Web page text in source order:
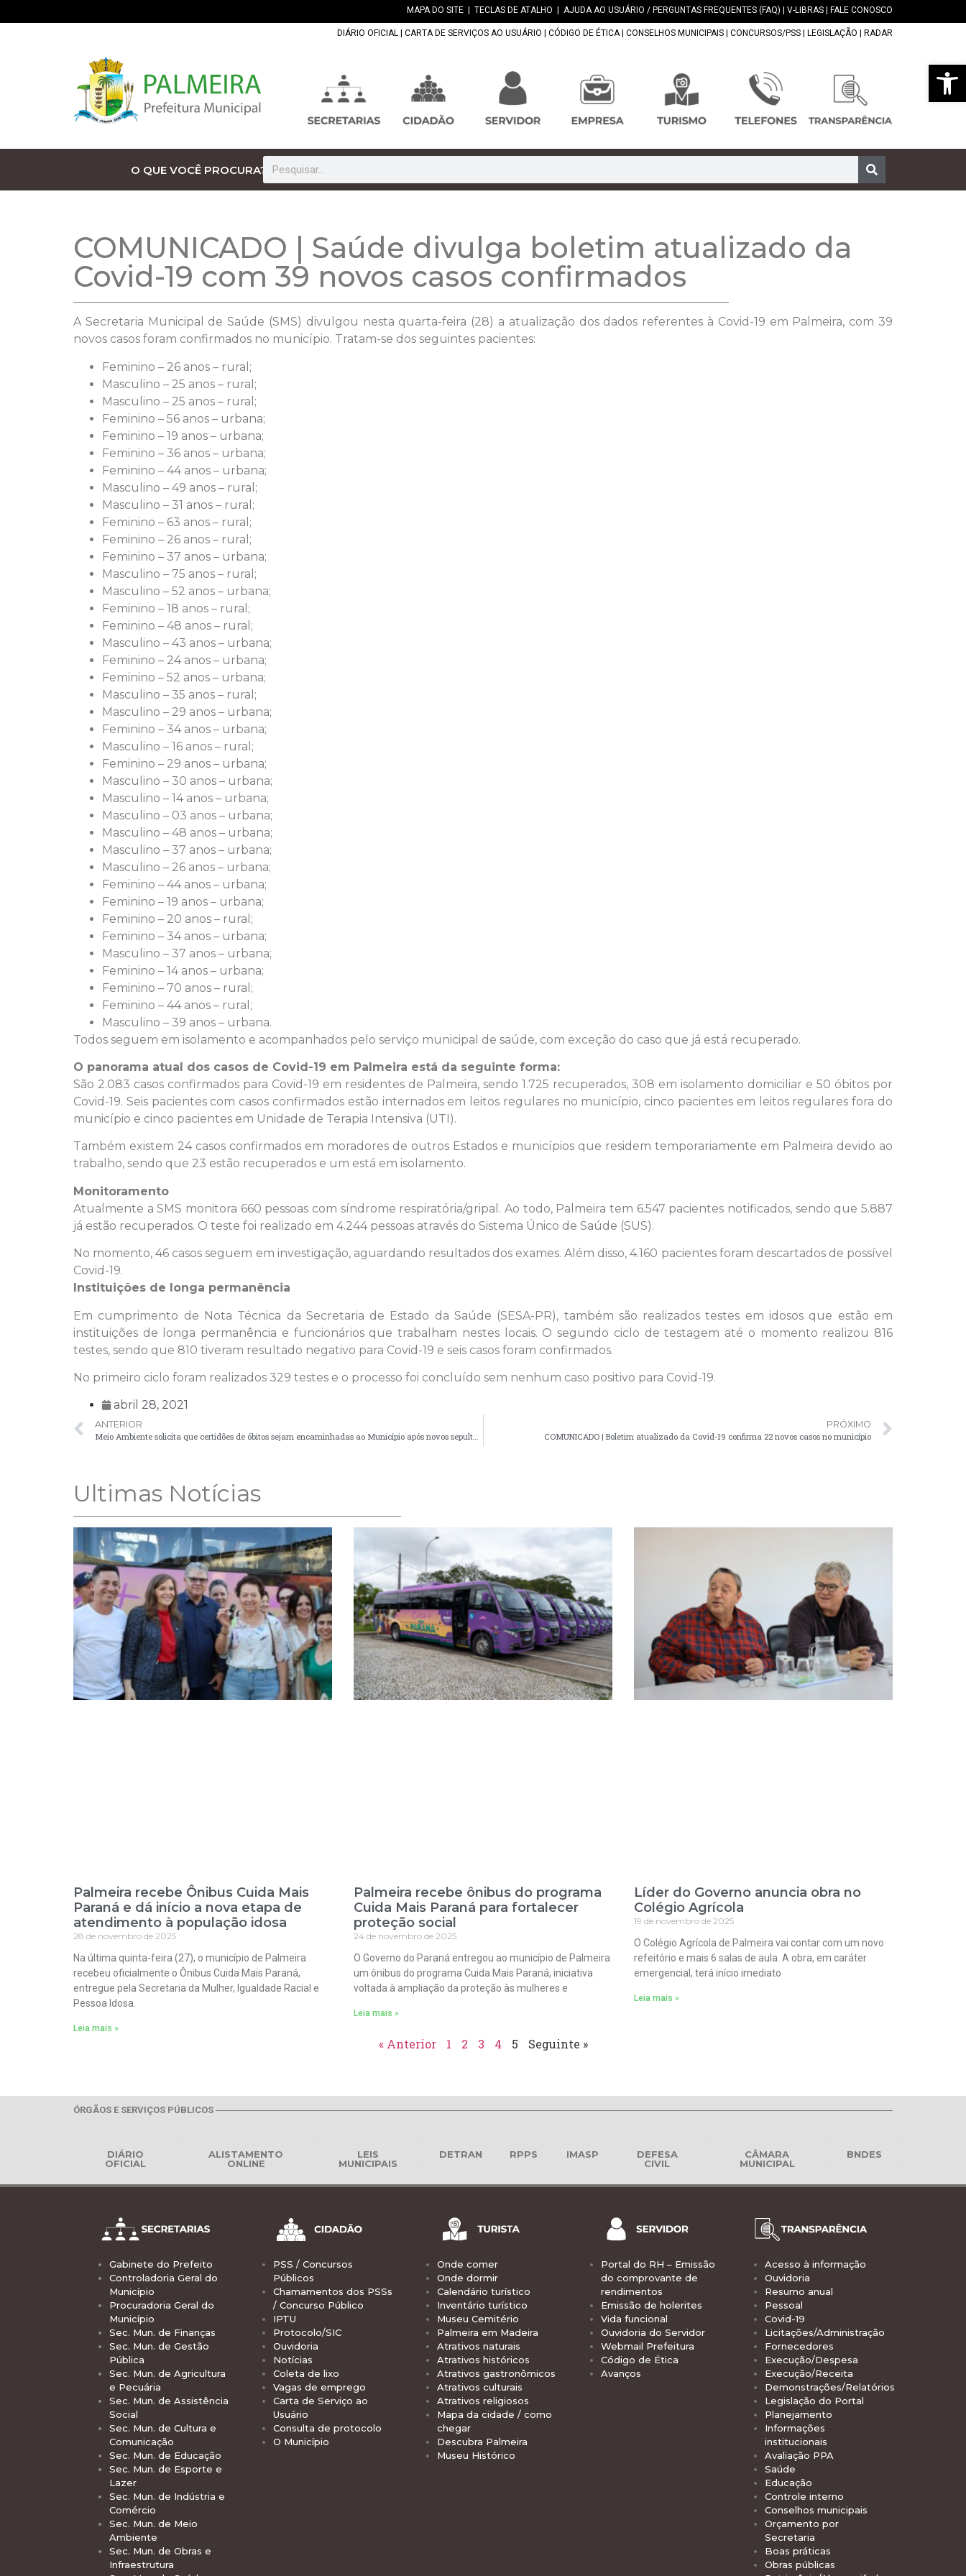
Abrir
MAPA DO SITE TECLAS DE ATALHO AJUDA AO USUÁRIO / PERGUNTAS FREQUENTES (FAQ) V-LIBRAS FALE CONOSCO
DIÁRIO OFICIAL CARTA DE SERVIÇOS AO USUÁRIO CÓDIGO DE ÉTICA| CONSELHOS MUNICIPAIS CONCURSOS/PSS LEGISLAÇÃO RADAR
O QUE VOCÊ PROCURA?
COMUNICADO | Saúde divulga boletim atualizado da
Covid-19 com 39 novos casos confirmados
A Secretaria Municipal de Saúde (SMS) divulgou nesta quarta-feira (28) a atualização dos dados referentes à Covid-19 em Palmeira, com 39
novos casos foram confirmados no município. Tratam-se dos seguintes pacientes:
Feminino – 26 anos – rural;
Masculino – 25 anos – rural;
Masculino – 25 anos – rural;
Feminino – 56 anos – urbana;
Feminino – 19 anos – urbana;
Feminino – 36 anos – urbana;
Feminino – 44 anos – urbana;
Masculino – 49 anos – rural;
Masculino – 31 anos – rural;
Feminino – 63 anos – rural;
Feminino – 26 anos – rural;
Feminino – 37 anos – urbana;
Masculino – 75 anos – rural;
Masculino – 52 anos – urbana;
Feminino – 18 anos – rural;
Feminino – 48 anos – rural;
Masculino – 43 anos – urbana;
Feminino – 24 anos – urbana;
Feminino – 52 anos – urbana;
Masculino – 35 anos – rural;
Masculino – 29 anos – urbana;
Feminino – 34 anos – urbana;
Masculino – 16 anos – rural;
Feminino – 29 anos – urbana;
Masculino – 30 anos – urbana;
Masculino – 14 anos – urbana;
Masculino – 03 anos – urbana;
Masculino – 48 anos – urbana;
Masculino – 37 anos – urbana;
Masculino – 26 anos – urbana;
Feminino – 44 anos – urbana;
Feminino – 19 anos – urbana;
Feminino – 20 anos – rural;
Feminino – 34 anos – urbana;
Masculino – 37 anos – urbana;
Feminino – 14 anos – urbana;
Feminino – 70 anos – rural;
Feminino – 44 anos – rural;
Masculino – 39 anos – urbana.
Todos seguem em isolamento e acompanhados pelo serviço municipal de saúde, com exceção do caso que já está recuperado.
O panorama atual dos casos de Covid-19 em Palmeira está da seguinte forma:
São 2.083 casos confirmados para Covid-19 em residentes de Palmeira, sendo 1.725 recuperados, 308 em isolamento domiciliar e 50 óbitos por
Covid-19. Seis pacientes com casos confirmados estão internados em leitos regulares no município, cinco pacientes em leitos regulares fora do
município e cinco pacientes em Unidade de Terapia Intensiva (UTI).
Também existem 24 casos confirmados em moradores de outros Estados e municípios que residem temporariamente em Palmeira devido ao
trabalho, sendo que 23 estão recuperados e um está em isolamento.
Monitoramento
Atualmente a SMS monitora 660 pessoas com síndrome respiratória/gripal. Ao todo, Palmeira tem 6.547 pacientes notificados, sendo que 5.887
já estão recuperados. O teste foi realizado em 4.244 pessoas através do Sistema Único de Saúde (SUS).
No momento, 46 casos seguem em investigação, aguardando resultados dos exames. Além disso, 4.160 pacientes foram descartados de possível
Covid-19.
Instituições de longa permanência
Em cumprimento de Nota Técnica da Secretaria de Estado da Saúde (SESA-PR), também são realizados testes em idosos que estão em
instituições de longa permanência e funcionários que trabalham nestes locais. O segundo ciclo de testagem até o momento realizou 816
testes, sendo que 810 tiveram resultado negativo para Covid-19 e seis casos foram confirmados.
No primeiro ciclo foram realizados 329 testes e o processo foi concluído sem nenhum caso positivo para Covid-19.
abril 28, 2021
ANTERIOR
Meio Ambiente solicita que certidões de óbitos sejam encaminhadas ao Município após novos sepultamentos
PRÓXIMO
COMUNICADO | Boletim atualizado da Covid-19 confirma 22 novos casos no município
Ultimas Notícias
Palmeira recebe Ônibus Cuida Mais
Paraná e dá início a nova etapa de
atendimento à população idosa
28 de novembro de 2025
Na última quinta-feira (27), o município de Palmeira
recebeu oficialmente o Ônibus Cuida Mais Paraná,
entregue pela Secretaria da Mulher, Igualdade Racial e
Pessoa Idosa.
Leia mais »
Palmeira recebe ônibus do programa
Cuida Mais Paraná para fortalecer
proteção social
24 de novembro de 2025
O Governo do Paraná entregou ao município de Palmeira
um ônibus do programa Cuida Mais Paraná, iniciativa
voltada à ampliação da proteção às mulheres e
Leia mais »
Líder do Governo anuncia obra no
Colégio Agrícola
19 de novembro de 2025
O Colégio Agrícola de Palmeira vai contar com um novo
refeitório e mais 6 salas de aula. A obra, em caráter
emergencial, terá início imediato
Leia mais »
« Anterior 1 2 3 4 5 Seguinte »
ÓRGÃOS E SERVIÇOS PÚBLICOS
DIÁRIO
OFICIAL
ALISTAMENTO
ONLINE
LEIS
MUNICIPAIS
DETRAN RPPS IMASP
DEFESA
CIVIL
CÂMARA
MUNICIPAL
BNDES
Gabinete do Prefeito
Controladoria Geral do
Município
Procuradoria Geral do
Município
Sec. Mun. de Finanças
Sec. Mun. de Gestão
Pública
Sec. Mun. de Agricultura
e Pecuária
Sec. Mun. de Assistência
Social
Sec. Mun. de Cultura e
Comunicação
Sec. Mun. de Educação
Sec. Mun. de Esporte e
Lazer
Sec. Mun. de Indústria e
Comércio
Sec. Mun. de Meio
Ambiente
Sec. Mun. de Obras e
Infraestrutura
PSS / Concursos
Públicos
Chamamentos dos PSSs
/ Concurso Público
IPTU
Protocolo/SIC
Ouvidoria
Notícias
Coleta de lixo
Vagas de emprego
Carta de Serviço ao
Usuário
Consulta de protocolo
O Município
Onde comer
Onde dormir
Calendário turístico
Inventário turístico
Museu Cemitério
Palmeira em Madeira
Atrativos naturais
Atrativos históricos
Atrativos gastronômicos
Atrativos culturais
Atrativos religiosos
Mapa da cidade / como
chegar
Descubra Palmeira
Museu Histórico
Portal do RH – Emissão
do comprovante de
rendimentos
Emissão de holerites
Vida funcional
Ouvidoria do Servidor
Webmail Prefeitura
Código de Ética
Avanços
Acesso à informação
Ouvidoria
Resumo anual
Pessoal
Covid-19
Licitações/Administração
Fornecedores
Execução/Despesa
Execução/Receita
Demonstrações/Relatórios
Legislação do Portal
Planejamento
Informações
institucionais
Avaliação PPA
Saúde
Educação
Controle interno
Conselhos municipais
Orçamento por
Secretaria
Boas práticas
Obras públicas